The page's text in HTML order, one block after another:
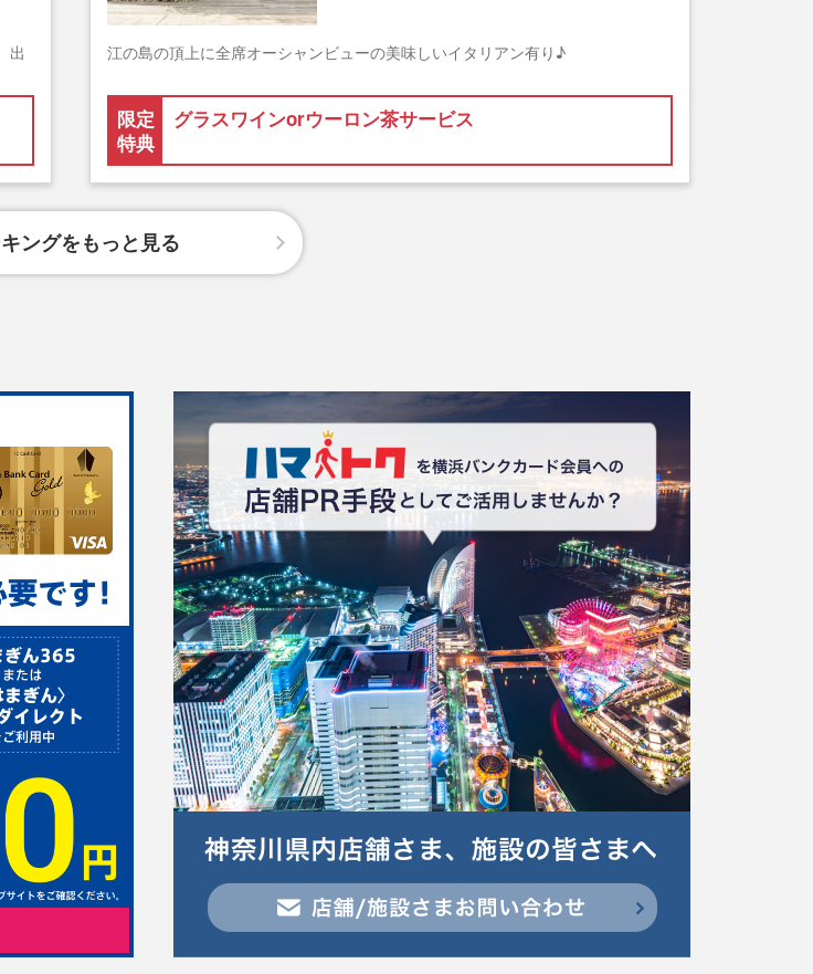
出
江の島の頂上に全席オーシャンビューの美味しいイタリアン有り♪
限定
特典
グラスワインorウーロン茶サービス
ングをもっと見る